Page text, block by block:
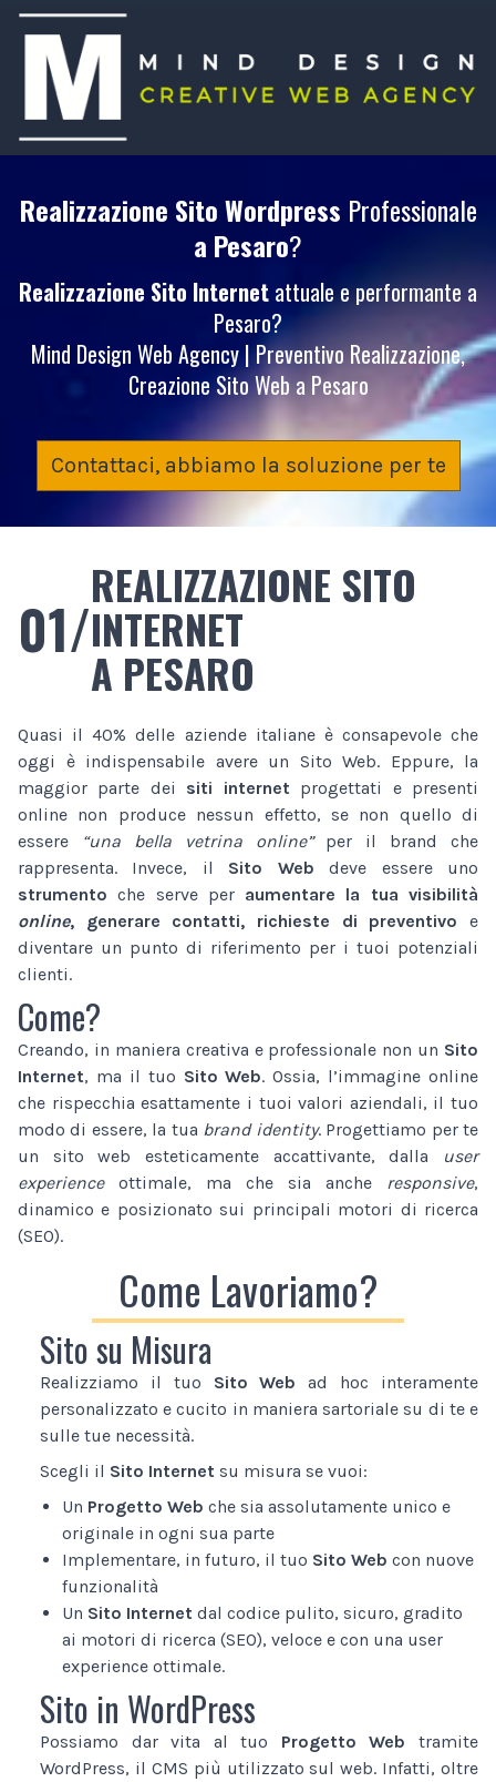
Realizzazione Sito Wordpress Professionale
a Pesaro?
Realizzazione Sito Internet attuale e performante a
Pesaro?
Mind Design Web Agency | Preventivo Realizzazione,
Creazione Sito Web a Pesaro
Contattaci, abbiamo la soluzione per te
01/
REALIZZAZIONE SITO
INTERNET
A PESARO
Quasi il 40% delle aziende italiane è consapevole che
oggi è indispensabile avere un Sito Web. Eppure, la
maggior parte dei siti internet progettati e presenti
online non produce nessun effetto, se non quello di
essere
“una bella vetrina online”per il brand che
rappresenta. Invece, il Sito Web deve essere uno
strumento che serve per aumentare la tua visibilità
online, generare contatti, richieste di preventivo e
diventare un punto di riferimento per i tuoi potenziali
clienti.
Come?
Creando, in maniera creativa e professionale non un Sito
Internet, ma il tuo Sito Web. Ossia, l’immagine online
che rispecchia esattamente i tuoi valori aziendali, il tuo
modo di essere, la tua brand identity. Progettiamo per te
un sito web esteticamente accattivante, dalla
user
experienceottimale, ma che sia anche responsive,
dinamico e posizionato sui principali motori di ricerca
(SEO).
Come Lavoriamo?
Sito su Misura
Realizziamo il tuo Sito Web ad hoc interamente
personalizzato e cucito in maniera sartoriale su di te e
sulle tue necessità.
Scegli il Sito Internet su misura se vuoi:
Un Progetto Web che sia assolutamente unico e
originale in ogni sua parte
Implementare, in futuro, il tuo Sito Web con nuove
funzionalità
Un Sito Internet dal codice pulito, sicuro, gradito
ai motori di ricerca (SEO), veloce e con una user
experience ottimale.
Sito in WordPress
Possiamo dar vita al tuo Progetto Web tramite
WordPress, il CMS più utilizzato sul web. Infatti, oltre